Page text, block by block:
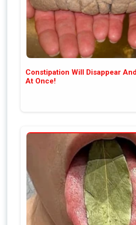
Constipation Will Disappear
At Once!